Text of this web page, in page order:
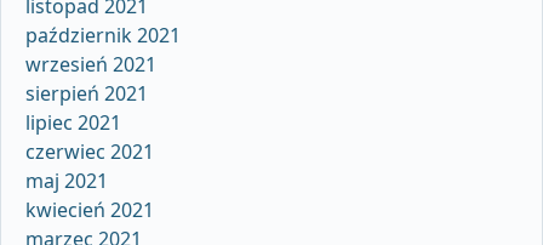
listopad 2021
październik 2021
wrzesień 2021
sierpień 2021
lipiec 2021
czerwiec 2021
maj 2021
kwiecień 2021
marzec 2021